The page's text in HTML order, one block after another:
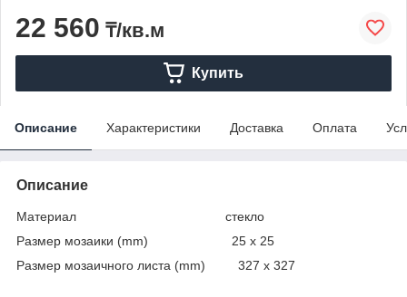
22 560 ₸/кв.м
Купить
Описание Характеристики Доставка Оплата
Описание
Материал стекло
Размер мозаики (mm) 25 x 25
Размер мозаичного листа (mm) 327 x 327